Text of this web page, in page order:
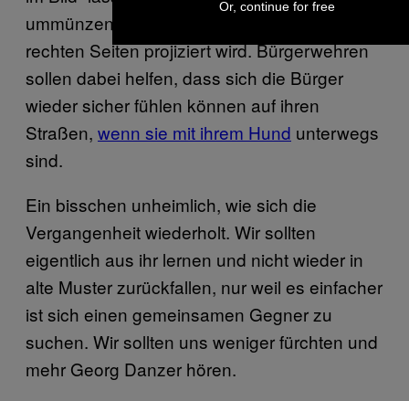
ummünzen, die heute auf Flüchtlinge von
rechten Seiten projiziert wird. Bürgerwehren
sollen dabei helfen, dass sich die Bürger
wieder sicher fühlen können auf ihren
Straßen, wenn sie mit ihrem Hund unterwegs
sind.
Ein bisschen unheimlich, wie sich die
Vergangenheit wiederholt. Wir sollten
eigentlich aus ihr lernen und nicht wieder in
alte Muster zurückfallen, nur weil es einfacher
ist sich einen gemeinsamen Gegner zu
suchen. Wir sollten uns weniger fürchten und
mehr Georg Danzer hören.
Or, continue for free